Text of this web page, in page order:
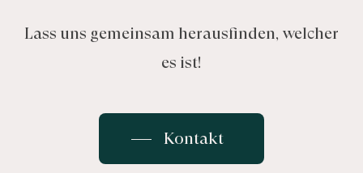
Lass uns gemeinsam herausfinden, welcher
es ist!
Kontakt